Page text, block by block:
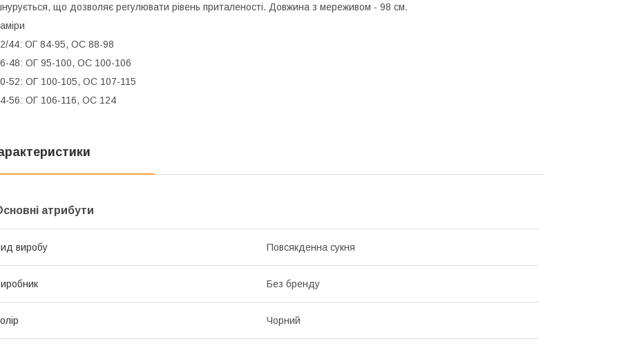
що дозволяє регулювати рівень приталеності. Довжина з мереживом - 98 см.
44: ОГ 84-95, ОС 88-98
48: ОГ 95-100, ОС 100-106
52: ОГ 100-105, ОС 107-115
56: ОГ 106-116, ОС 124
атрибути
виробу Повсякденна сукня
Без бренду
Чорний